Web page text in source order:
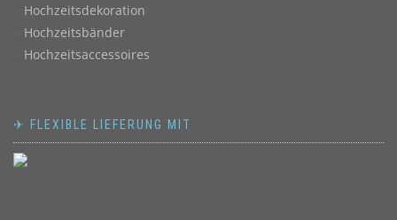
Hochzeitsdekoration
Hochzeitsbänder
Hochzeitsaccessoires
✈ FLEXIBLE LIEFERUNG MIT